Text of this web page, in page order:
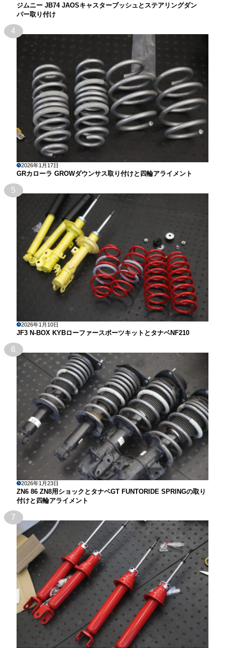
ジムニー JB74 JAOSキャスターブッシュとステアリングダン
パー取り付け
4
2026年1月17日
GRカローラ GROWダウンサス取り付けと四輪アライメント
5
2026年1月10日
JF3 N-BOX KYBローファースポーツキットとタナベNF210
6
2026年1月23日
ZN6 86 ZN8用ショックとタナベGT FUNTORIDE SPRINGの取り
付けと四輪アライメント
7